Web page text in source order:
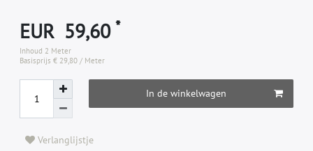
EUR 59,60*
Inhoud 2 Meter
Basisprijs€ 29,80 / Meter
In de winkelwagen
Verlanglijstje